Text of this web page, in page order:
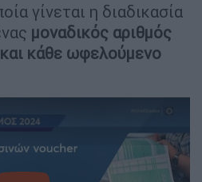
γίνεται η διαδικασία
μοναδικός αριθμός
κάθε ωφελούμενο